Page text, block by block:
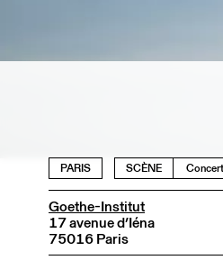
PARIS SCÈNE Concert
Goethe-Institut
17 avenue d’Iéna
75016 Paris